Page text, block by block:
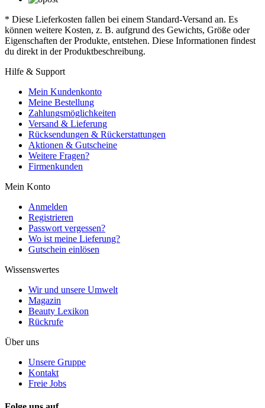
* Diese Lieferkosten fallen bei einem Standard-Versand an. Es
können weitere Kosten, z. B. aufgrund des Gewichts, Größe oder
Eigenschaften der Produkte, entstehen. Diese Informationen findest
du direkt in der Produktbeschreibung.
Hilfe & Support
Mein Kundenkonto
Meine Bestellung
Zahlungsmöglichkeiten
Versand & Lieferung
Rücksendungen & Rückerstattungen
Aktionen & Gutscheine
Weitere Fragen?
Firmenkunden
Mein Konto
Anmelden
Registrieren
Passwort vergessen?
Wo ist meine Lieferung?
Gutschein einlösen
Wissenswertes
Wir und unsere Umwelt
Magazin
Beauty Lexikon
Rückrufe
Über uns
Unsere Gruppe
Kontakt
Freie Jobs